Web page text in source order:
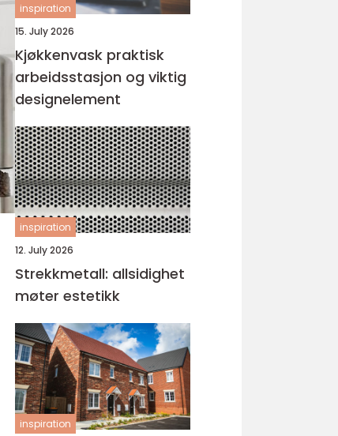
inspiration
15. July 2026
Kjøkkenvask praktisk
arbeidsstasjon og viktig
designelement
inspiration
12. July 2026
Strekkmetall: allsidighet
møter estetikk
inspiration